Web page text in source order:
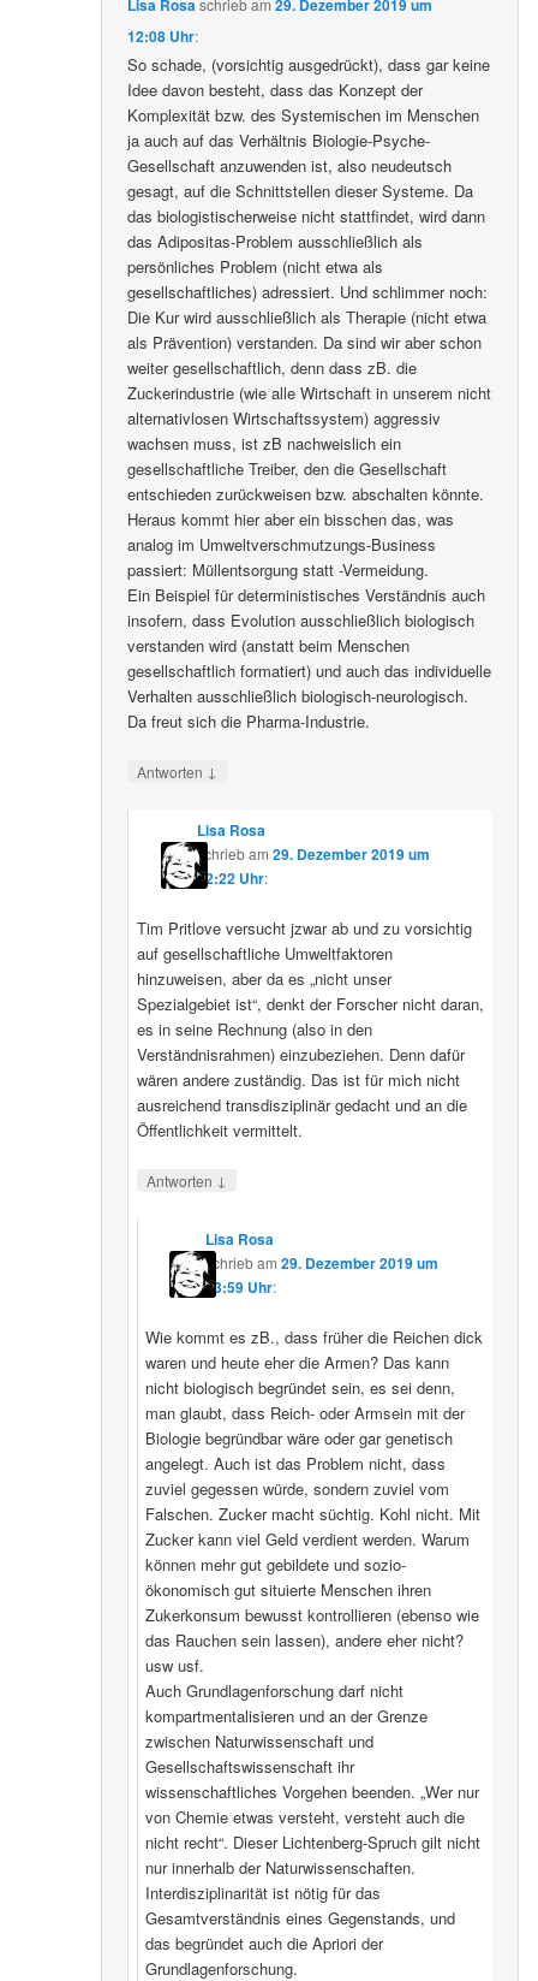
Lisa Rosaschriebam29. Dezember 2019 um
12:08 Uhr:
So schade, (vorsichtig ausgedrückt), dass gar keine
Idee davon besteht, dass das Konzept der
Komplexität bzw. des Systemischen im Menschen
ja auch auf das Verhältnis Biologie-Psyche-
Gesellschaft anzuwenden ist, also neudeutsch
gesagt, auf die Schnittstellen dieser Systeme. Da
das biologistischerweise nicht stattfindet, wird dann
das Adipositas-Problem ausschließlich als
persönliches Problem (nicht etwa als
gesellschaftliches) adressiert. Und schlimmer noch:
Die Kur wird ausschließlich als Therapie (nicht etwa
als Prävention) verstanden. Da sind wir aber schon
weiter gesellschaftlich, denn dass zB. die
Zuckerindustrie (wie alle Wirtschaft in unserem nicht
alternativlosen Wirtschaftssystem) aggressiv
wachsen muss, ist zB nachweislich ein
gesellschaftliche Treiber, den die Gesellschaft
entschieden zurückweisen bzw. abschalten könnte.
Heraus kommt hier aber ein bisschen das, was
analog im Umweltverschmutzungs-Business
passiert: Müllentsorgung statt -Vermeidung.
Ein Beispiel für deterministisches Verständnis auch
insofern, dass Evolution ausschließlich biologisch
verstanden wird (anstatt beim Menschen
gesellschaftlich formatiert) und auch das individuelle
Verhalten ausschließlich biologisch-neurologisch.
Da freut sich die Pharma-Industrie.
Antworten ↓
Lisa Rosa
schriebam 29. Dezember 2019 um
12:22 Uhr:
Tim Pritlove versucht jzwar ab und zu vorsichtig
auf gesellschaftliche Umweltfaktoren
hinzuweisen, aber da es „nicht unser
Spezialgebiet ist“, denkt der Forscher nicht daran,
es in seine Rechnung (also in den
Verständnisrahmen) einzubeziehen. Denn dafür
wären andere zuständig. Das ist für mich nicht
ausreichend transdisziplinär gedacht und an die
Öffentlichkeit vermittelt.
Antworten ↓
Lisa Rosa
schriebam29. Dezember 2019 um
13:59 Uhr:
Wie kommt es zB., dass früher die Reichen dick
waren und heute eher die Armen? Das kann
nicht biologisch begründet sein, es sei denn,
man glaubt, dass Reich- oder Armsein mit der
Biologie begründbar wäre oder gar genetisch
angelegt. Auch ist das Problem nicht, dass
zuviel gegessen würde, sondern zuviel vom
Falschen. Zucker macht süchtig. Kohl nicht. Mit
Zucker kann viel Geld verdient werden. Warum
können mehr gut gebildete und sozio-
ökonomisch gut situierte Menschen ihren
Zukerkonsum bewusst kontrollieren (ebenso wie
das Rauchen sein lassen), andere eher nicht?
usw usf.
Auch Grundlagenforschung darf nicht
kompartmentalisieren und an der Grenze
zwischen Naturwissenschaft und
Gesellschaftswissenschaft ihr
wissenschaftliches Vorgehen beenden. „Wer nur
von Chemie etwas versteht, versteht auch die
nicht recht“. Dieser Lichtenberg-Spruch gilt nicht
nur innerhalb der Naturwissenschaften.
Interdisziplinarität ist nötig für das
Gesamtverständnis eines Gegenstands, und
das begründet auch die Apriori der
Grundlagenforschung.